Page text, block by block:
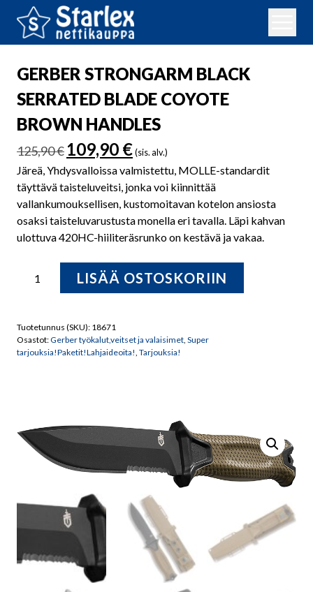
GERBER STRONGARM BLACK
SERRATED BLADE COYOTE
BROWN HANDLES
125,90€ Alkuperäinen
hinta
oli:
125,90 €.
109,90 €Nykyinen
hinta
on:
109,90 €.
(sis. alv.)
Järeä, Yhdysvalloissa valmistettu, MOLLE-standardit
täyttävä taisteluveitsi, jonka voi kiinnittää
vallankumouksellisen, kustomoitavan kotelon ansiosta
osaksi taisteluvarustusta monella eri tavalla. Läpi kahvan
ulottuva 420HC-hiiliteräsrunko on kestävä ja vakaa.
STRONGARM
BLADE
COYOTE
LISÄÄ OSTOSKORIIN
Tuotetunnus (SKU): 18671
Osastot:Gerber työkalut,veitset ja valaisimet, Super
tarjouksia!Paketit!Lahjaideoita!, Tarjouksia!